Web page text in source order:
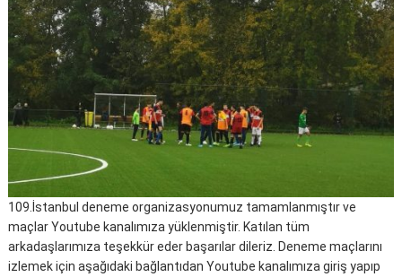
109.İstanbul deneme organizasyonumuz tamamlanmıştır ve
maçlar Youtube kanalımıza yüklenmiştir. Katılan tüm
arkadaşlarımıza teşekkür eder başarılar dileriz. Deneme maçlarını
izlemek için aşağıdaki bağlantıdan Youtube kanalımıza giriş yapıp